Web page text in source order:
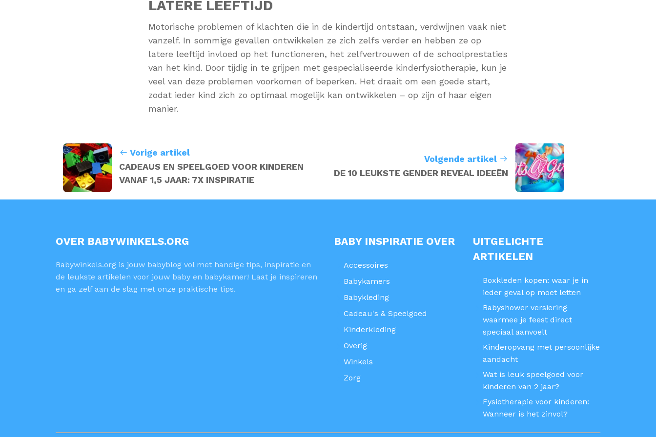
LATERE LEEFTIJD
Motorische problemen of klachten die in de kindertijd ontstaan, verdwijnen vaak niet
vanzelf. In sommige gevallen ontwikkelen ze zich zelfs verder en hebben ze op
latere leeftijd invloed op het functioneren, het zelfvertrouwen of de schoolprestaties
van het kind. Door tijdig in te grijpen met gespecialiseerde kinderfysiotherapie, kun je
veel van deze problemen voorkomen of beperken. Het draait om een goede start,
zodat ieder kind zich zo optimaal mogelijk kan ontwikkelen – op zijn of haar eigen
manier.
Vorige artikel
CADEAUS EN SPEELGOED VOOR KINDEREN
VANAF 1,5 JAAR: 7X INSPIRATIE
Volgende artikel
DE 10 LEUKSTE GENDER REVEAL IDEEËN
OVER BABYWINKELS.ORG
Babywinkels.org is jouw babyblog vol met handige tips, inspiratie en
de leukste artikelen voor jouw baby en babykamer! Laat je inspireren
en ga zelf aan de slag met onze praktische tips.
BABY INSPIRATIE OVER
Accessoires
Babykamers
Babykleding
Cadeau's & Speelgoed
Kinderkleding
Overig
Winkels
Zorg
UITGELICHTE
ARTIKELEN
Boxkleden kopen: waar je in
ieder geval op moet letten
Babyshower versiering
waarmee je feest direct
speciaal aanvoelt
Kinderopvang met persoonlijke
aandacht
Wat is leuk speelgoed voor
kinderen van 2 jaar?
Fysiotherapie voor kinderen:
Wanneer is het zinvol?